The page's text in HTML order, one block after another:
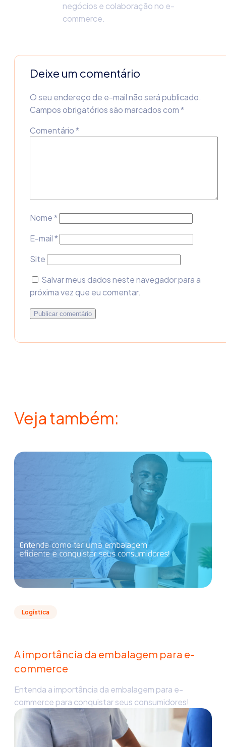
negócios e colaboração no e-
commerce.
Deixe um comentário
O seu endereço de e-mail não será publicado.
Campos obrigatórios são marcados com*
Comentário*
Nome*
E-mail*
Site
Salvar meus dados neste navegador para a
próxima vez que eu comentar.
Veja também:
Logística
A importância da embalagem para e-
commerce
Entenda a importância da embalagem para e-
commerce para conquistar seus consumidores!